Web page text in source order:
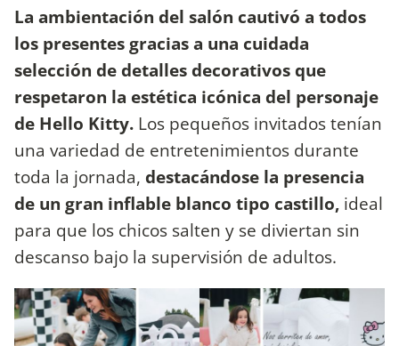
La ambientación del salón cautivó a todos
los presentes gracias a una cuidada
selección de detalles decorativos que
respetaron la estética icónica del personaje
de Hello Kitty. Los pequeños invitados tenían
una variedad de entretenimientos durante
toda la jornada, destacándose la presencia
de un gran inflable blanco tipo castillo, ideal
para que los chicos salten y se diviertan sin
descanso bajo la supervisión de adultos.